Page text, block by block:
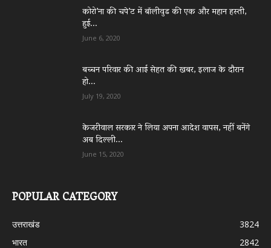
कोरो’ना की चपे’ट में बॉलीवुड की एक और महान हस्ती,
हुई...
June 6, 2020
बच्चन परिवार की आई सेहत की खबर, इलाज के दौरान
हो...
July 19, 2020
केजरीवाल सरकार ने लिया अपना आदेश वापस, नहीं बनेंगे
अब दिल्ली...
June 15, 2020
POPULAR CATEGORY
उत्तराखंड
3824
भारत
2842